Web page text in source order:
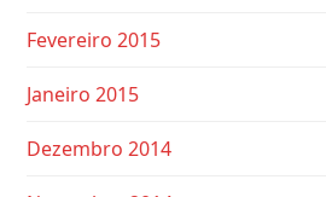
Fevereiro 2015
Janeiro 2015
Dezembro 2014